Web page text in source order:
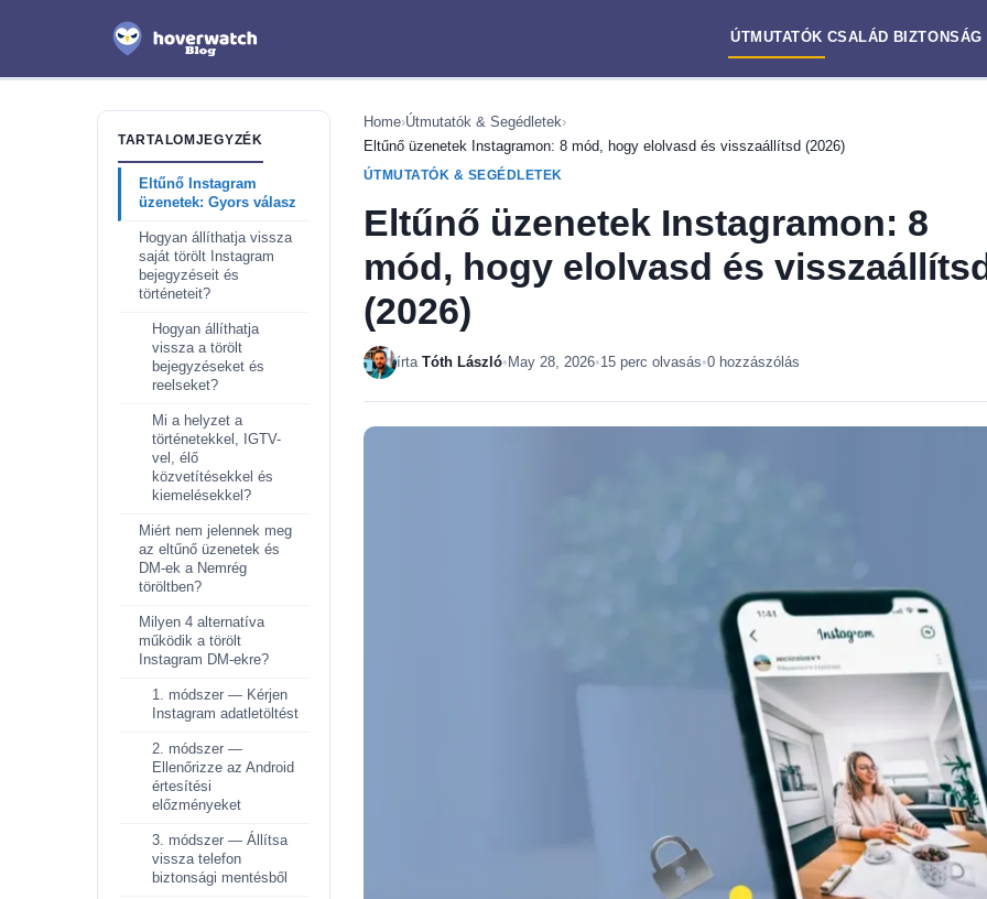
ÚTMUTATÓK CSALÁD BIZTONSÁG
TARTALOMJEGYZÉK
Eltűnő Instagram
üzenetek: Gyors válasz
Hogyan állíthatja vissza
saját törölt Instagram
bejegyzéseit és
történeteit?
Hogyan állíthatja
vissza a törölt
bejegyzéseket és
reelseket?
Mi a helyzet a
történetekkel, IGTV-
vel, élő
közvetítésekkel és
kiemelésekkel?
Miért nem jelennek meg
az eltűnő üzenetek és
DM-ek a Nemrég
töröltben?
Milyen 4 alternatíva
működik a törölt
Instagram DM-ekre?
1. módszer — Kérjen
Instagram adatletöltést
2. módszer —
Ellenőrizze az Android
értesítési
előzményeket
3. módszer — Állítsa
vissza telefon
biztonsági mentésből
Home›Útmutatók & Segédletek›
Eltűnő üzenetek Instagramon: 8 mód, hogy elolvasd és visszaállítsd (2026)
ÚTMUTATÓK & SEGÉDLETEK
Eltűnő üzenetek Instagramon: 8
mód, hogy elolvasd és
(2026)
írta Tóth László• May 28, 2026•15 perc olvasás•0 hozzászólás